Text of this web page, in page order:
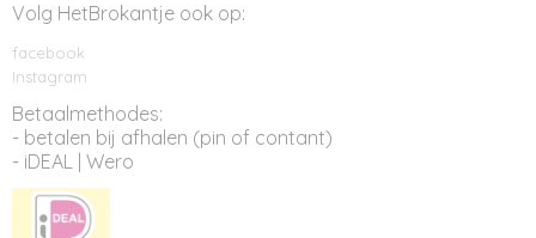
Volg HetBrokantje ook op:
facebook
Instagram
Betaalmethodes:
- betalen bij afhalen (pin of contant)
- iDEAL | Wero